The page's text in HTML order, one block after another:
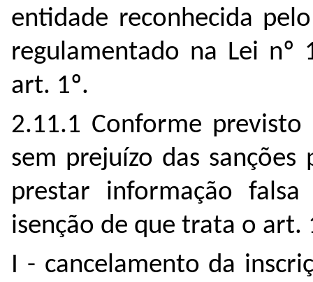
entidade reconhecida
regulamentado na Lei
art. 1º.
2.11.1 Conforme
sem prejuízo das
prestar informação
isenção de que trata o art.
I - cancelamento da